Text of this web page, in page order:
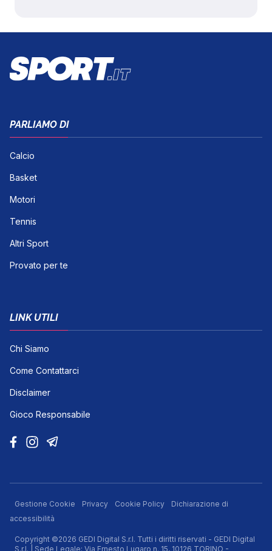
PARLIAMO DI
Calcio
Basket
Motori
Tennis
Altri Sport
Provato per te
LINK UTILI
Chi Siamo
Come Contattarci
Disclaimer
Gioco Responsabile
Gestione Cookie Privacy Cookie Policy
Dichiarazione di
accessibilità
Copyright ©2026 GEDI Digital S.r.l. Tutti i diritti riservati - GEDI Digital
S.r.l. | Sede Legale: Via Ernesto Lugaro n. 15, 10126 TORINO -